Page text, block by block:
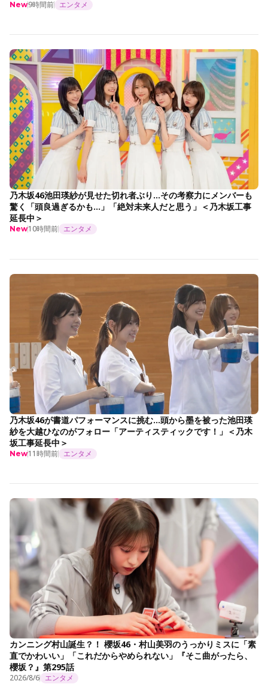
New9時間前 エンタメ
乃木坂46池田瑛紗が見せた切れ者ぶり…その考察力にメンバーも
驚く「頭良過ぎるかも…」「絶対未来人だと思う」＜乃木坂工事
延長中＞
New10時間前 エンタメ
乃木坂46が書道パフォーマンスに挑む…頭から墨を被った池田瑛
紗を大越ひなのがフォロー「アーティスティックです！」＜乃木
坂工事延長中＞
New11時間前 エンタメ
カンニング村山誕生？！ 櫻坂46・村山美羽のうっかりミスに「素
直でかわいい」「これだからやめられない」『そこ曲がったら、
櫻坂？』第295話
2026/8/6 エンタメ